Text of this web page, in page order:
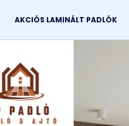
AKCIÓS LAMINÁLT PADLÓK